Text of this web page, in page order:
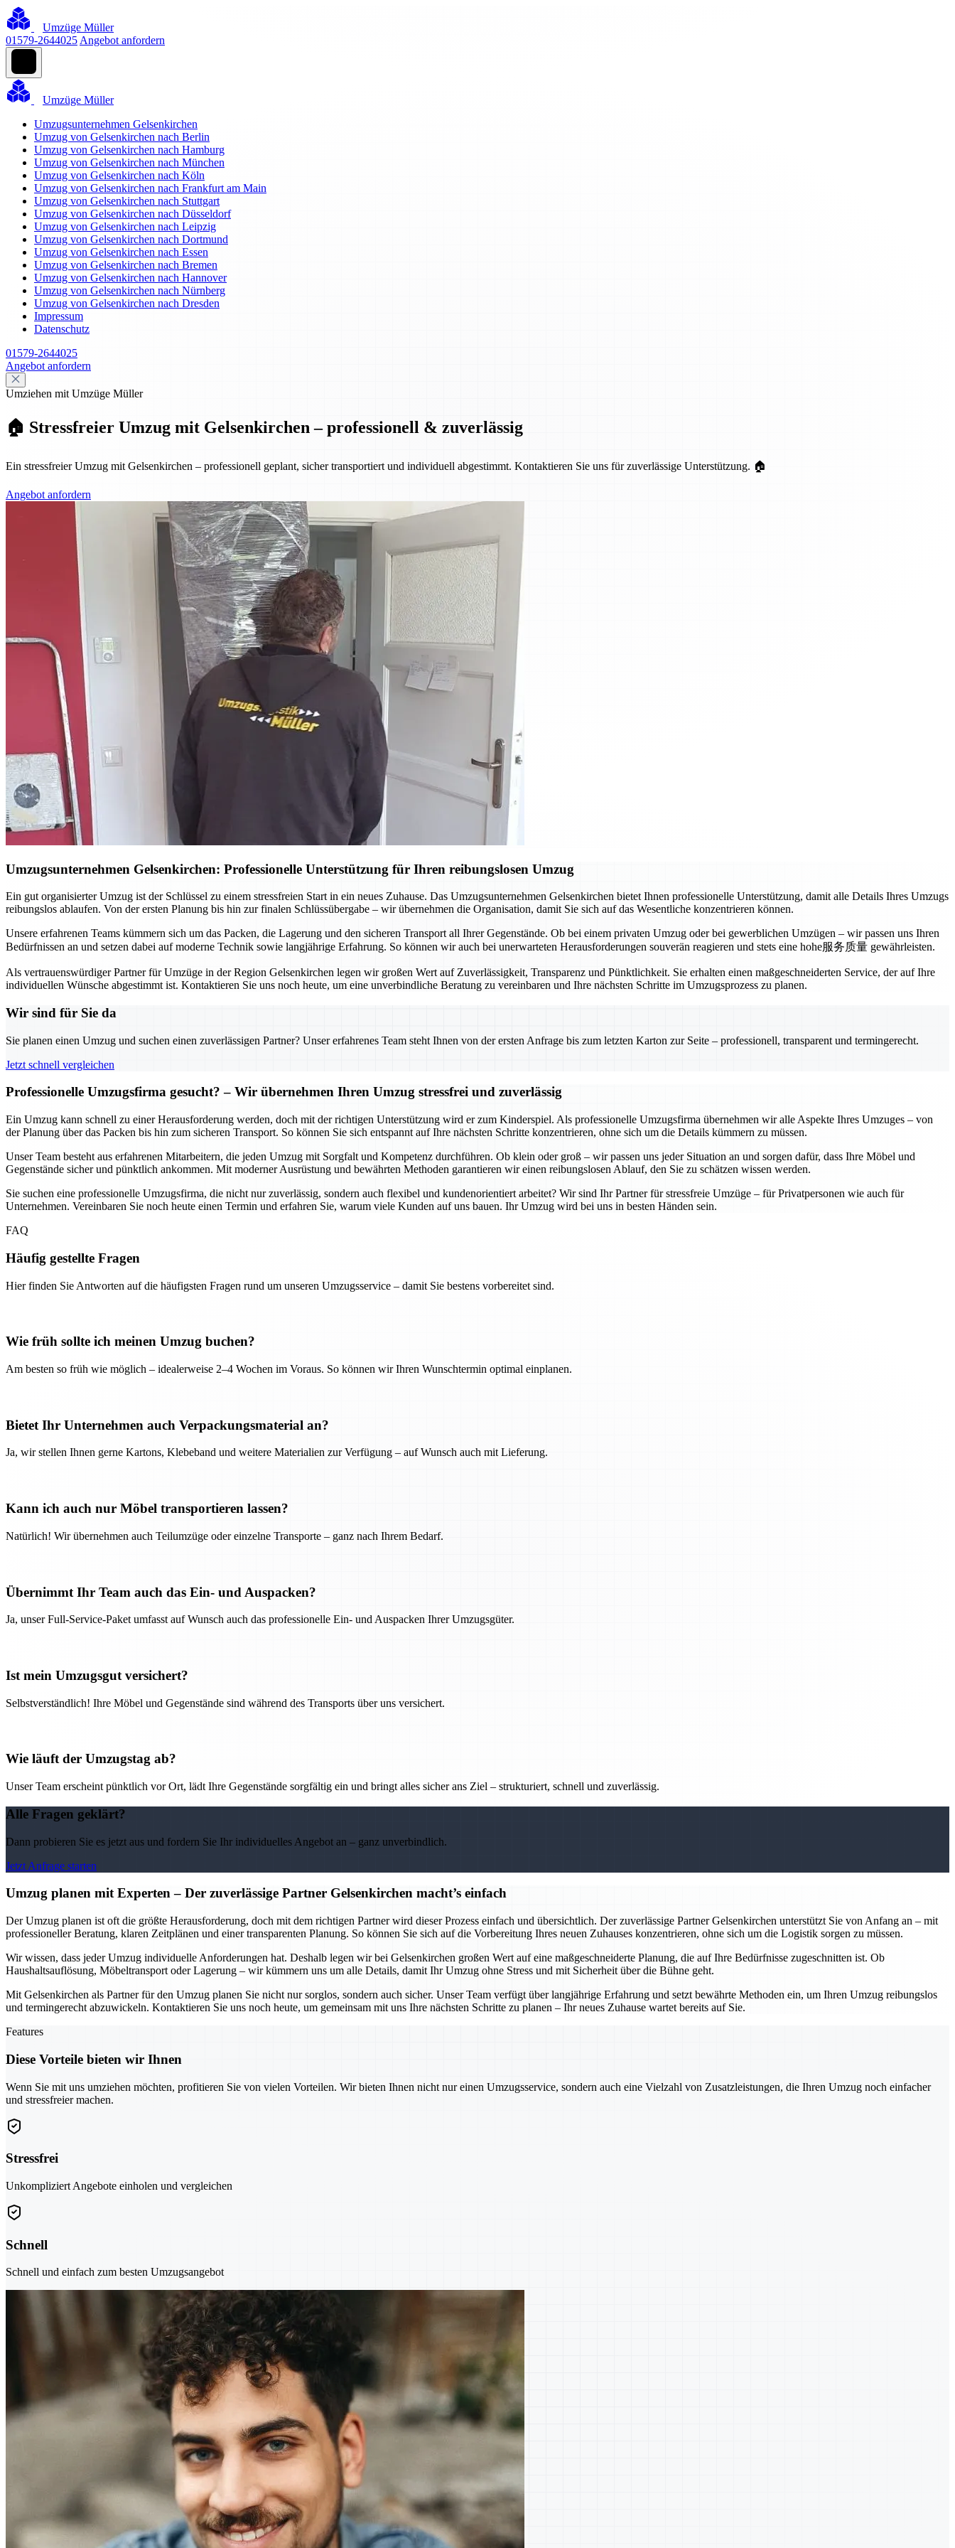
Umzüge Müller
01579-2644025 Angebot anfordern
Umzüge Müller
Umzugsunternehmen Gelsenkirchen
Umzug von Gelsenkirchen nach Berlin
Umzug von Gelsenkirchen nach Hamburg
Umzug von Gelsenkirchen nach München
Umzug von Gelsenkirchen nach Köln
Umzug von Gelsenkirchen nach Frankfurt am Main
Umzug von Gelsenkirchen nach Stuttgart
Umzug von Gelsenkirchen nach Düsseldorf
Umzug von Gelsenkirchen nach Leipzig
Umzug von Gelsenkirchen nach Dortmund
Umzug von Gelsenkirchen nach Essen
Umzug von Gelsenkirchen nach Bremen
Umzug von Gelsenkirchen nach Hannover
Umzug von Gelsenkirchen nach Nürnberg
Umzug von Gelsenkirchen nach Dresden
Impressum
Datenschutz
01579-2644025
Angebot anfordern
Umziehen mit Umzüge Müller
🏠 Stressfreier Umzug mit Gelsenkirchen – professionell & zuverlässig
Ein stressfreier Umzug mit Gelsenkirchen – professionell geplant, sicher transportiert und individuell abgestimmt. Kontaktieren Sie uns für zuverlässige Unterstützung. 🏠
Angebot anfordern
Umzugsunternehmen Gelsenkirchen: Professionelle Unterstützung für Ihren reibungslosen Umzug
Ein gut organisierter Umzug ist der Schlüssel zu einem stressfreien Start in ein neues Zuhause. Das Umzugsunternehmen Gelsenkirchen bietet Ihnen professionelle Unterstützung, damit alle Details Ihres Umzugs
reibungslos ablaufen. Von der ersten Planung bis hin zur finalen Schlüssübergabe – wir übernehmen die Organisation, damit Sie sich auf das Wesentliche konzentrieren können.
Unsere erfahrenen Teams kümmern sich um das Packen, die Lagerung und den sicheren Transport all Ihrer Gegenstände. Ob bei einem privaten Umzug oder bei gewerblichen Umzügen – wir passen uns Ihren
Bedürfnissen an und setzen dabei auf moderne Technik sowie langjährige Erfahrung. So können wir auch bei unerwarteten Herausforderungen souverän reagieren und stets eine hohe服务质量 gewährleisten.
Als vertrauenswürdiger Partner für Umzüge in der Region Gelsenkirchen legen wir großen Wert auf Zuverlässigkeit, Transparenz und Pünktlichkeit. Sie erhalten einen maßgeschneiderten Service, der auf Ihre
individuellen Wünsche abgestimmt ist. Kontaktieren Sie uns noch heute, um eine unverbindliche Beratung zu vereinbaren und Ihre nächsten Schritte im Umzugsprozess zu planen.
Wir sind für Sie da
Sie planen einen Umzug und suchen einen zuverlässigen Partner? Unser erfahrenes Team steht Ihnen von der ersten Anfrage bis zum letzten Karton zur Seite – professionell, transparent und termingerecht.
Jetzt schnell vergleichen
Professionelle Umzugsfirma gesucht? – Wir übernehmen Ihren Umzug stressfrei und zuverlässig
Ein Umzug kann schnell zu einer Herausforderung werden, doch mit der richtigen Unterstützung wird er zum Kinderspiel. Als professionelle Umzugsfirma übernehmen wir alle Aspekte Ihres Umzuges – von
der Planung über das Packen bis hin zum sicheren Transport. So können Sie sich entspannt auf Ihre nächsten Schritte konzentrieren, ohne sich um die Details kümmern zu müssen.
Unser Team besteht aus erfahrenen Mitarbeitern, die jeden Umzug mit Sorgfalt und Kompetenz durchführen. Ob klein oder groß – wir passen uns jeder Situation an und sorgen dafür, dass Ihre Möbel und
Gegenstände sicher und pünktlich ankommen. Mit moderner Ausrüstung und bewährten Methoden garantieren wir einen reibungslosen Ablauf, den Sie zu schätzen wissen werden.
Sie suchen eine professionelle Umzugsfirma, die nicht nur zuverlässig, sondern auch flexibel und kundenorientiert arbeitet? Wir sind Ihr Partner für stressfreie Umzüge – für Privatpersonen wie auch für
Unternehmen. Vereinbaren Sie noch heute einen Termin und erfahren Sie, warum viele Kunden auf uns bauen. Ihr Umzug wird bei uns in besten Händen sein.
FAQ
Häufig gestellte Fragen
Hier finden Sie Antworten auf die häufigsten Fragen rund um unseren Umzugsservice – damit Sie bestens vorbereitet sind.
Wie früh sollte ich meinen Umzug buchen?
Am besten so früh wie möglich – idealerweise 2–4 Wochen im Voraus. So können wir Ihren Wunschtermin optimal einplanen.
Bietet Ihr Unternehmen auch Verpackungsmaterial an?
Ja, wir stellen Ihnen gerne Kartons, Klebeband und weitere Materialien zur Verfügung – auf Wunsch auch mit Lieferung.
Kann ich auch nur Möbel transportieren lassen?
Natürlich! Wir übernehmen auch Teilumzüge oder einzelne Transporte – ganz nach Ihrem Bedarf.
Übernimmt Ihr Team auch das Ein- und Auspacken?
Ja, unser Full-Service-Paket umfasst auf Wunsch auch das professionelle Ein- und Auspacken Ihrer Umzugsgüter.
Ist mein Umzugsgut versichert?
Selbstverständlich! Ihre Möbel und Gegenstände sind während des Transports über uns versichert.
Wie läuft der Umzugstag ab?
Unser Team erscheint pünktlich vor Ort, lädt Ihre Gegenstände sorgfältig ein und bringt alles sicher ans Ziel – strukturiert, schnell und zuverlässig.
Alle Fragen geklärt?
Dann probieren Sie es jetzt aus und fordern Sie Ihr individuelles Angebot an – ganz unverbindlich.
Jetzt Anfrage starten
Umzug planen mit Experten – Der zuverlässige Partner Gelsenkirchen macht’s einfach
Der Umzug planen ist oft die größte Herausforderung, doch mit dem richtigen Partner wird dieser Prozess einfach und übersichtlich. Der zuverlässige Partner Gelsenkirchen unterstützt Sie von Anfang an – mit
professioneller Beratung, klaren Zeitplänen und einer transparenten Planung. So können Sie sich auf die Vorbereitung Ihres neuen Zuhauses konzentrieren, ohne sich um die Logistik sorgen zu müssen.
Wir wissen, dass jeder Umzug individuelle Anforderungen hat. Deshalb legen wir bei Gelsenkirchen großen Wert auf eine maßgeschneiderte Planung, die auf Ihre Bedürfnisse zugeschnitten ist. Ob
Haushaltsauflösung, Möbeltransport oder Lagerung – wir kümmern uns um alle Details, damit Ihr Umzug ohne Stress und mit Sicherheit über die Bühne geht.
Mit Gelsenkirchen als Partner für den Umzug planen Sie nicht nur sorglos, sondern auch sicher. Unser Team verfügt über langjährige Erfahrung und setzt bewährte Methoden ein, um Ihren Umzug reibungslos
und termingerecht abzuwickeln. Kontaktieren Sie uns noch heute, um gemeinsam mit uns Ihre nächsten Schritte zu planen – Ihr neues Zuhause wartet bereits auf Sie.
Features
Diese Vorteile bieten wir Ihnen
Wenn Sie mit uns umziehen möchten, profitieren Sie von vielen Vorteilen. Wir bieten Ihnen nicht nur einen Umzugsservice, sondern auch eine Vielzahl von Zusatzleistungen, die Ihren Umzug noch einfacher
und stressfreier machen.
Stressfrei
Unkompliziert Angebote einholen und vergleichen
Schnell
Schnell und einfach zum besten Umzugsangebot